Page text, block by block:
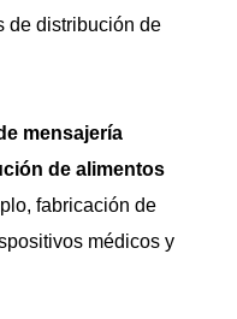
de distribución de
mensajería
de alimentos
fabricación de
médicos y